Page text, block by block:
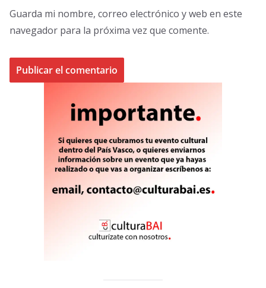
Guarda mi nombre, correo electrónico y web en este
navegador para la próxima vez que comente.